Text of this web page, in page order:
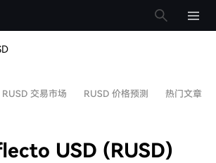
RUSD 交易市场 RUSD 价格预测 热门文章
USD (RUSD)